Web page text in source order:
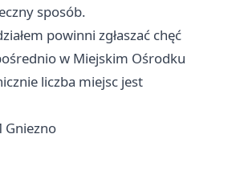
sposób.
powinni zgłaszać chęć
w Miejskim Ośrodku
liczba miejsc jest
Gniezno